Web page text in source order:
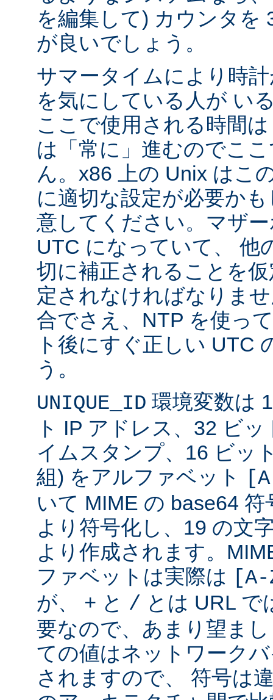
を編集して) カウンタを
が良いでしょう。
サマータイムにより時
を気にしている人が い
ここで使用される時間
は「常に」進むのでこ
ん。x86 上の Unix はこ
に適切な設定が必要か
意してください。マザ
UTC になっていて、 他
切に補正されることを
定されなければなりま
合でさえ、NTP を使っ
ト後にすぐ正しい UTC
う。
UNIQUE_ID 環境変数は
ト IP アドレス、32 ビ
イムスタンプ、16 ビッ
組) をアルファベット
いて MIME の base64
より符号化し、19 の文
より作成されます。
ファベットは実際は
が、 + と / とは URL で
要なので、あまり望ま
ての値はネットワーク
されますので、 符号は